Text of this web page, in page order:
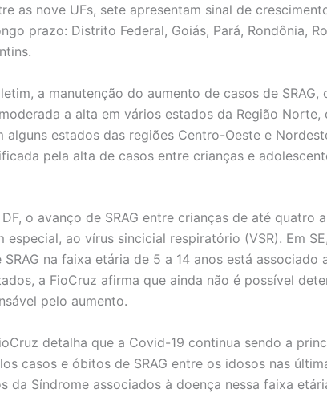
as nove UFs, sete apresentam sinal de
prazo: Distrito Federal, Goiás, Pará, Rondônia,
a manutenção do aumento de casos de SRAG,
a alta em vários estados da Região Norte,
alguns estados das regiões Centro-Oeste e
pela alta de casos entre crianças e
o avanço de SRAG entre crianças de até quatro
especial, ao vírus sincicial respiratório (VSR). Em
na faixa etária de 5 a 14 anos está associado
a FioCruz afirma que ainda não é possível
pelo aumento.
detalha que a Covid-19 continua sendo a
casos e óbitos de SRAG entre os idosos nas
da Síndrome associados à doença nessa faixa